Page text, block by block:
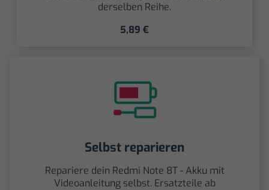
derselben Reihe.
5,89 €
Selbst reparieren
Repariere dein Redmi Note 8T - Akku mit
Videoanleitung selbst. Ersatzteile ab